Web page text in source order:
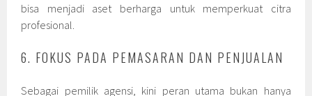
bisa menjadi aset berharga untuk memperkuat citra
profesional.
6. FOKUS PADA PEMASARAN DAN PENJUALAN
Sebagai pemilik agensi, kini peran utama bukan hanya